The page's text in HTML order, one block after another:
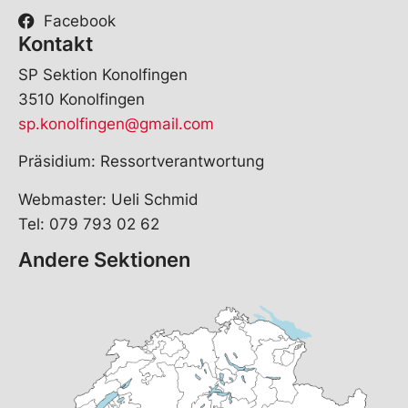
Facebook
Kontakt
SP Sektion Konolfingen
3510 Konolfingen
sp.konolfingen@gmail.com
Präsidium: Ressortverantwortung
Webmaster: Ueli Schmid
Tel: 079 793 02 62
Andere Sektionen